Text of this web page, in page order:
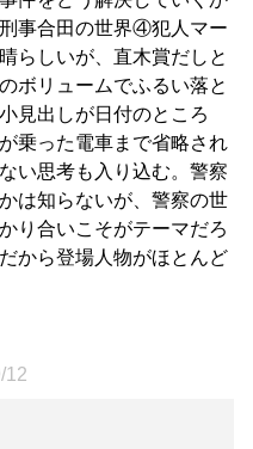
事合田の世界④犯人マー
らしいが、直木賞だしと
リュームでふるい落と
見出しが日付のところ
乗った電車まで省略され
い思考も入り込む。警察
は知らないが、警察の世
り合いこそがテーマだろ
から登場人物がほとんど
12